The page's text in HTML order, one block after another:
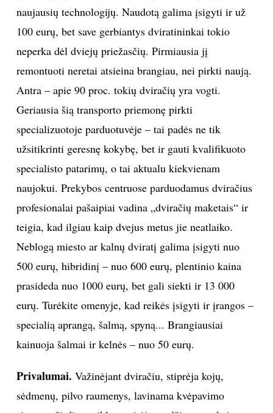
NAUJIENLAIŠKĮ
Prenumeruodami portalą,
taisyklėmis
naujausių technologijų. Naudotą galima įsigyti ir už
100 eurų, bet save gerbiantys dviratininkai tokio
neperka dėl dviejų priežasčių. Pirmiausia jį
remontuoti neretai atsieina brangiau, nei pirkti naują.
Antra – apie 90 proc. tokių dviračių yra vogti.
Geriausia šią transporto priemonę pirkti
specializuotoje parduotuvėje – tai padės ne tik
užsitikrinti geresnę kokybę, bet ir gauti kvalifikuoto
specialisto patarimų, o tai aktualu kiekvienam
naujokui. Prekybos centruose parduodamus dviračius
profesionalai pašaipiai vadina „dviračių maketais“ ir
teigia, kad ilgiau kaip dvejus metus jie neatlaiko.
Neblogą miesto ar kalnų dviratį galima įsigyti nuo
500 eurų, hibridinį – nuo 600 eurų, plentinio kaina
prasideda nuo 1000 eurų, bet gali siekti ir 13 000
eurų. Turėkite omenyje, kad reikės įsigyti ir įrangos –
specialią aprangą, šalmą, spyną... Brangiausiai
kainuoja šalmai ir kelnės – nuo 50 eurų.
Privalumai. Važinėjant dviračiu, stiprėja kojų,
sėdmenų, pilvo raumenys, lavinama kvėpavimo